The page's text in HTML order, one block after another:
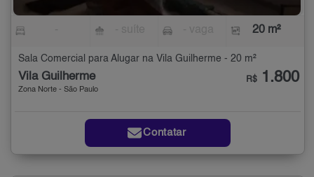
20 m²
Sala Comercial para Alugar na Vila Guilherme - 20 m²
Vila Guilherme
Zona Norte - São Paulo
R$ 1.800
Contatar